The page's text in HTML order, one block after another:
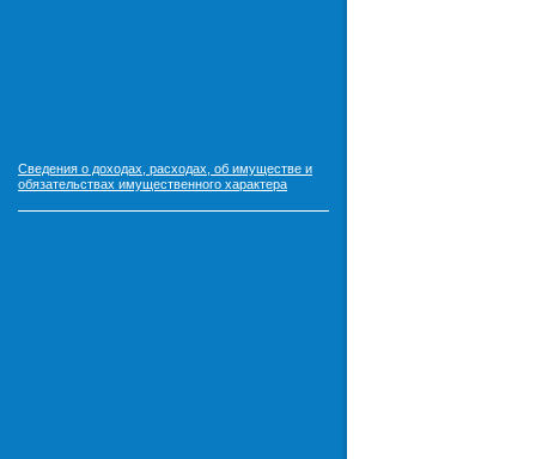
Сведения о доходах, расходах, об имуществе и
обязательствах имущественного характера